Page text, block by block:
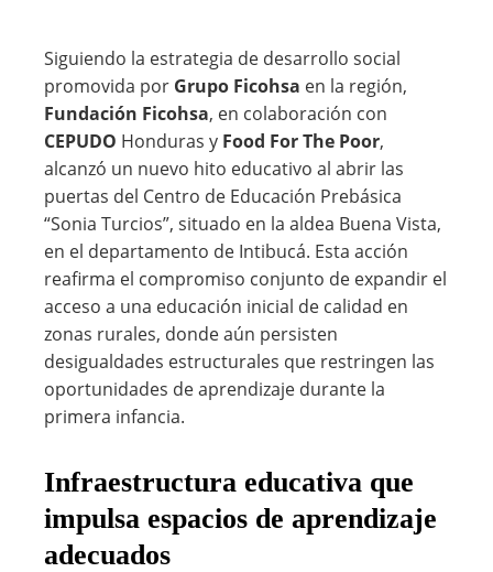
Siguiendo la estrategia de desarrollo social
promovida por Grupo Ficohsa en la región,
Fundación Ficohsa, en colaboración con
CEPUDO Honduras y Food For The Poor,
alcanzó un nuevo hito educativo al abrir las
puertas del Centro de Educación Prebásica
“Sonia Turcios”, situado en la aldea Buena Vista,
en el departamento de Intibucá. Esta acción
reafirma el compromiso conjunto de expandir el
acceso a una educación inicial de calidad en
zonas rurales, donde aún persisten
desigualdades estructurales que restringen las
oportunidades de aprendizaje durante la
primera infancia.
Infraestructura educativa que
impulsa espacios de aprendizaje
adecuados